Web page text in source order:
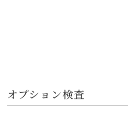
オプション検査